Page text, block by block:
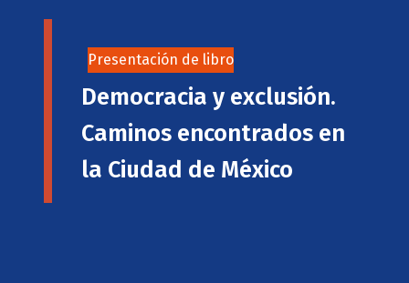
Presentación de libro
Democracia y exclusión.
Caminos encontrados en
la Ciudad de México